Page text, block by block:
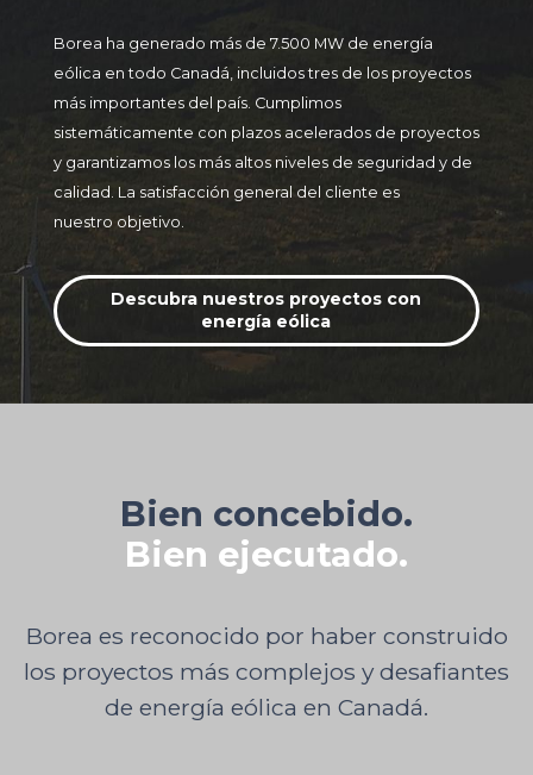
Borea ha generado más de 7.500 MW de energía
eólica en todo Canadá, incluidos tres de los proyectos
más importantes del país. Cumplimos
sistemáticamente con plazos acelerados de proyectos
y garantizamos los más altos niveles de seguridad y de
calidad. La satisfacción general del cliente es
nuestro objetivo.
Descubra nuestros proyectos con
energía eólica
Bien concebido.
Bien ejecutado.
Borea es reconocido por haber construido
los proyectos más complejos y desafiantes
de energía eólica en Canadá.